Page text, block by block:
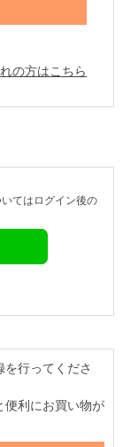
の方はこちら
てはログイン後の
行ってくださ
便利にお買い物が